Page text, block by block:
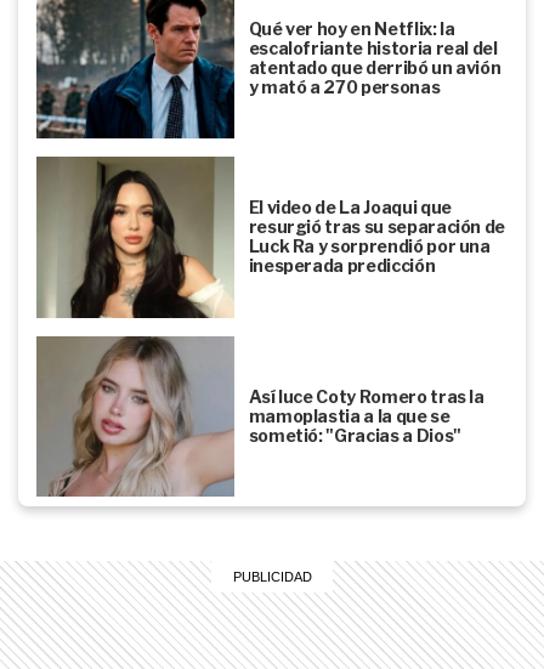
Qué ver hoy en Netflix: la
escalofriante historia real del
atentado que derribó un avión
y mató a 270 personas
El video de La Joaqui que
resurgió tras su separación de
Luck Ra y sorprendió por una
inesperada predicción
Así luce Coty Romero tras la
mamoplastia a la que se
sometió: "Gracias a Dios"